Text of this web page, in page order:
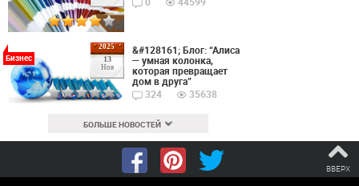
2025
13
Ноя
Бизнес
&#128161; Блог: “Алиса
— умная колонка,
которая превращает
дом в друга”
324
35638
БОЛЬШЕ НОВОСТЕЙ
ВВЕРХ